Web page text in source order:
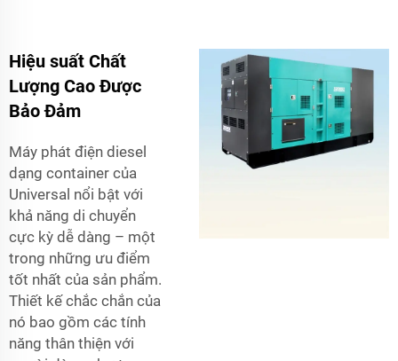
Hiệu suất Chất
Lượng Cao Được
Bảo Đảm
Máy phát điện diesel
dạng container của
Universal nổi bật với
khả năng di chuyển
cực kỳ dễ dàng – một
trong những ưu điểm
tốt nhất của sản phẩm.
Thiết kế chắc chắn của
nó bao gồm các tính
năng thân thiện với